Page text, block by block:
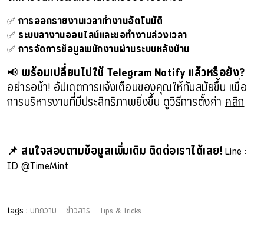
✅การออกรายงานเวลาทำงานอัตโนมัติ
✅ ระบบลางานออนไลน์และขอทำงานล่วงเวลา
✅การจัดการข้อมูลพนักงานผ่านระบบหลังบ้าน
📢พร้อมเปลี่ยนไปใช้ Telegram Notify แล้วหรือยัง?
อย่ารอช้า! อัปเดตการแจ้งเตือนของคุณให้ทันสมัยขึ้น เพื่อ
การบริหารงานที่มีประสิทธิภาพยิ่งขึ้น ดูวิธีการตั้งค่าคลิก
📌 สนใจสอบถามข้อมูลเพิ่มเติม ติดต่อเราได้เลย!Line :
ID @TimeMint
tags : บทความ ข่าวสาร
Tips & Tricks